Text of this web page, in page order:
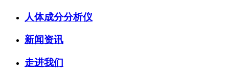
人体成分分析仪
新闻资讯
走进我们